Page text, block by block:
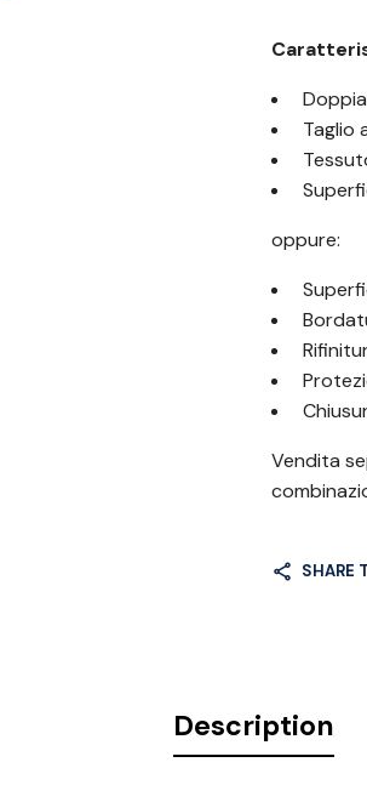
Taglio
oppure:
Vendita
SHARE
Description